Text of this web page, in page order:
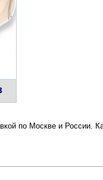
по Москве и России.